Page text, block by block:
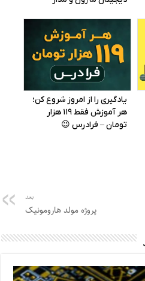
بعد
پروژه مولد هارومونیک